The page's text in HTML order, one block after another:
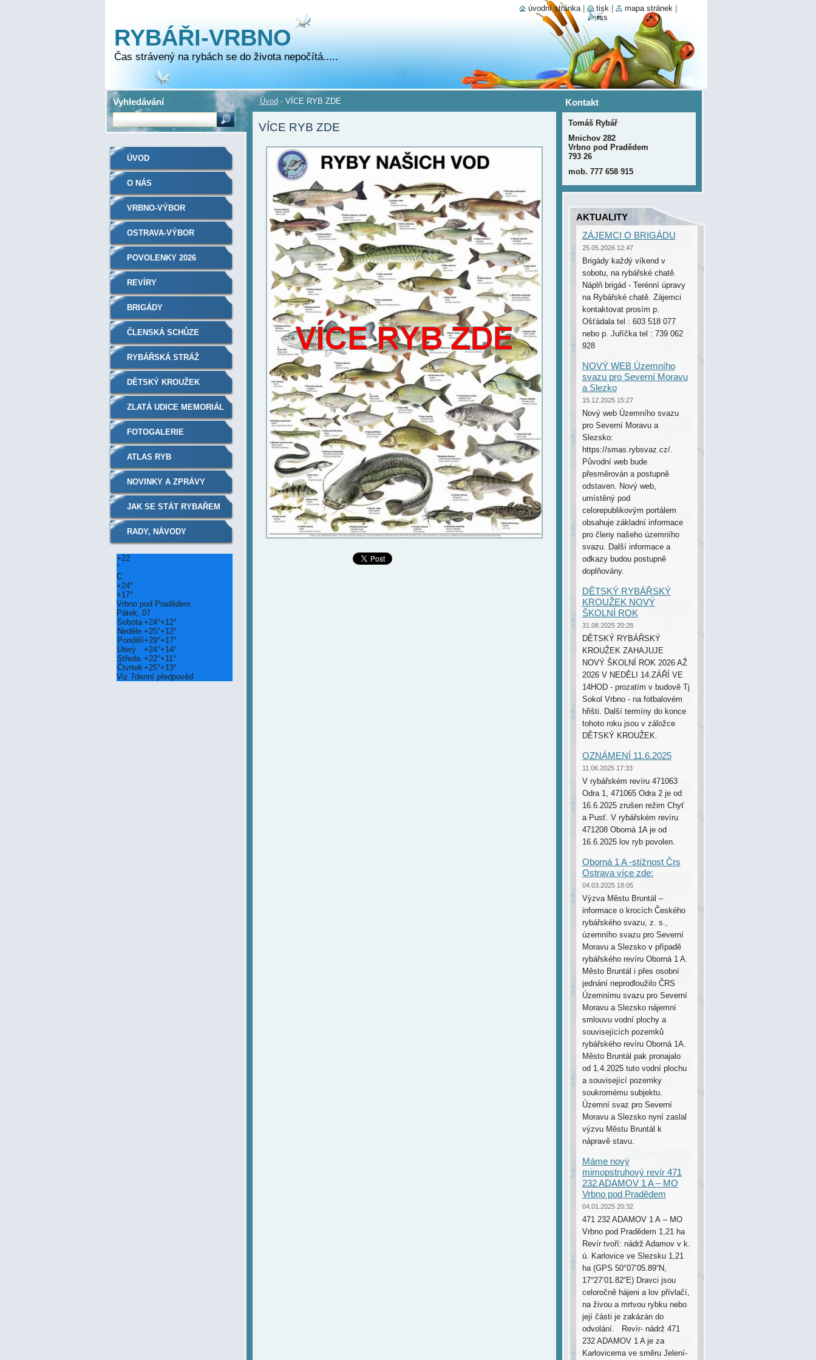
RYBÁŘI-VRBNO
Čas strávený na rybách se do života nepočítá.....
Úvod - VÍCE RYB ZDE
VÍCE RYB ZDE
ÚVOD
O NÁS
VRBNO-VÝBOR
OSTRAVA-VÝBOR
ÚZEMNÍHO SVAZU ČRS
POVOLENKY 2026
REVÍRY
BRIGÁDY
ČLENSKÁ SCHŮZE
RYBÁŘSKÁ STRÁŽ
DĚTSKÝ KROUŽEK
ZLATÁ UDICE MEMORIÁL
FOTOGALERIE
ATLAS RYB
NOVINKY A ZPRÁVY
JAK SE STÁT RYBAŘEM
RADY, NÁVODY
+22
°
C
+24°
+17°
Vrbno pod Pradědem
Pátek, 07
Sobota +24°+12°
Neděle +25°+12°
Pondělí+29°+17°
Úterý
+24°+14°
Středa +22°+11°
Čtvrtek+25°+13°
Viz 7denní předpověď
Kontakt
Tomáš Rybář
Mnichov 282
Vrbno pod Pradědem
793 26
mob. 777 658 915
AKTUALITY
ZÁJEMCI O BRIGÁDU
25.05.2026 12:47
Brigády každý víkend v
sobotu, na rybářské chatě.
Náplň brigád - Terénní úpravy
na Rybářské chatě. Zájemci
kontaktovat prosím p.
Ošťádala tel : 603 518 077
nebo p. Juříčka tel : 739 062
928
NOVÝ WEB Územního
svazu pro Severní Moravu
a Slezko
15.12.2025 15:27
Nový web Územního svazu
pro Severní Moravu a
Slezsko:
https://smas.rybsvaz.cz/.
Původní web bude
přesměrován a postupně
odstaven. Nový web,
umístěný pod
celorepublikovým portálem
obsahuje základní informace
pro členy našeho územního
svazu. Další informace a
odkazy budou postupně
doplňovány.
DĚTSKÝ RYBÁŘSKÝ
KROUŽEK NOVÝ
ŠKOLNÍ ROK
31.08.2025 20:28
DĚTSKÝ RYBÁŘSKÝ
KROUŽEK ZAHAJUJE
NOVÝ ŠKOLNÍ ROK 2026 AŽ
2026 V NEDĚLI 14.ZÁŘÍ VE
14HOD - prozatím v budově Tj
Sokol Vrbno - na fotbalovém
hřišti. Další termíny do konce
tohoto roku jsou v záložce
DĚTSKÝ KROUŽEK.
OZNÁMENÍ 11.6.2025
11.06.2025 17:33
V rybářském revíru 471063
Odra 1, 471065 Odra 2 je od
16.6.2025 zrušen režim Chyť
a Pusť. V rybářském revíru
471208 Oborná 1A je od
16.6.2025 lov ryb povolen.
Oborná 1 A -stížnost Črs
Ostrava více zde:
04.03.2025 18:05
Výzva Městu Bruntál –
informace o krocích Českého
rybářského svazu, z. s.,
územního svazu pro Severní
Moravu a Slezsko v případě
rybářského revíru Oborná 1 A.
Město Bruntál i přes osobní
jednání neprodloužilo ČRS
Územnímu svazu pro Severní
Moravu a Slezsko nájemní
smlouvu vodní plochy a
souvisejících pozemků
rybářského revíru Oborná 1A.
Město Bruntál pak pronajalo
od 1.4.2025 tuto vodní plochu
a související pozemky
soukromému subjektu.
Územní svaz pro Severní
Moravu a Slezsko nyní zaslal
výzvu Městu Bruntál k
nápravě stavu.
Máme nový
mimopstruhový revír 471
232 ADAMOV 1 A – MO
Vrbno pod Pradědem
04.01.2025 20:32
471 232 ADAMOV 1 A – MO
Vrbno pod Pradědem 1,21 ha
Revír tvoří: nádrž Adamov v k.
ú. Karlovice ve Slezsku 1,21
ha (GPS 50°07‘05.89“N,
17°27‘01.82“E) Dravci jsou
celoročně hájeni a lov přívlačí,
na živou a mrtvou rybku nebo
její části je zakázán do
odvolání. Revír- nádrž 471
232 ADAMOV 1 A je za
Karlovicema ve směru Jelení-
Vyhledávání
úvodní stránka tisk mapa stránek
rss